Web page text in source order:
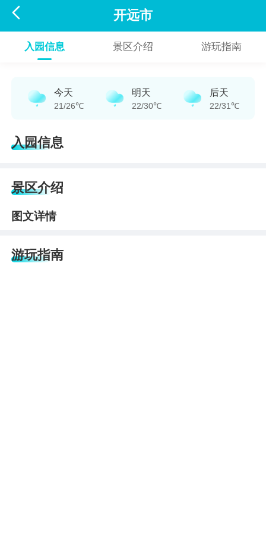
 开远市
入园信息 景区介绍 游玩指南
今天
21/26℃
明天
22/30℃
后天
22/31℃
入园信息
景区介绍
图文详情
游玩指南